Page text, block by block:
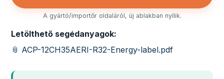
A gyártó/importőr oldaláról, új ablakban nyílik.
Letölthető segédanyagok:
📎 ACP-12CH35AERI-R32-Energy-label.pdf